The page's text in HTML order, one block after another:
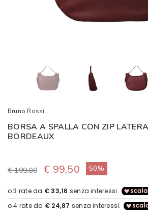
Bruno Rossi
BORSA A SPALLA CON ZIP
BORDEAUX
€ 199,00 € 99,50 50%